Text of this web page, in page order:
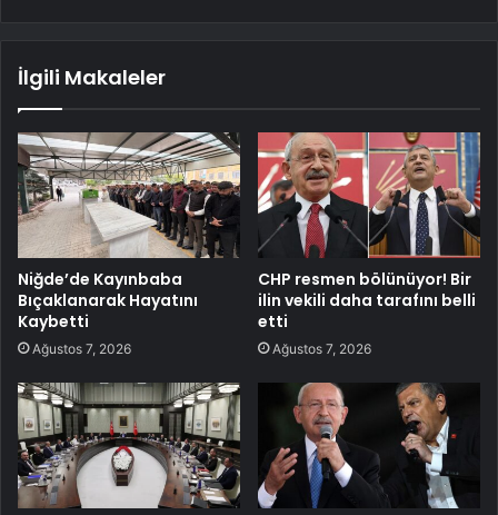
İlgili Makaleler
Niğde’de Kayınbaba
Bıçaklanarak Hayatını
Kaybetti
Ağustos 7, 2026
CHP resmen bölünüyor! Bir
ilin vekili daha tarafını belli
etti
Ağustos 7, 2026